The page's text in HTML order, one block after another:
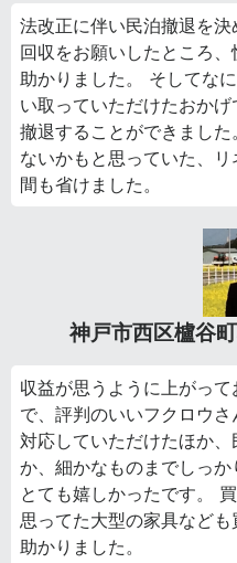
法改正に伴い民泊撤退を
回収をお願いしたところ
助かりました。 そしてな
い取っていただけたおか
撤退することができまし
ないかもと思っていた、
間も省けました。
神戸市西区櫨谷
収益が思うように上がっ
で、評判のいいフクロウ
対応していただけたほか
か、細かなものまでしっ
とても嬉しかったです。
思ってた大型の家具など
助かりました。